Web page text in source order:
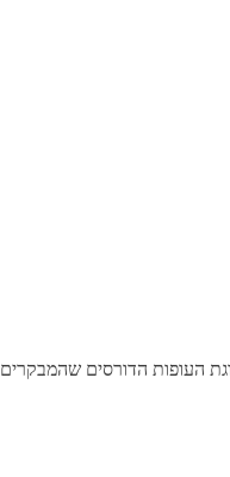
העופות הדורסים שהמבקרים